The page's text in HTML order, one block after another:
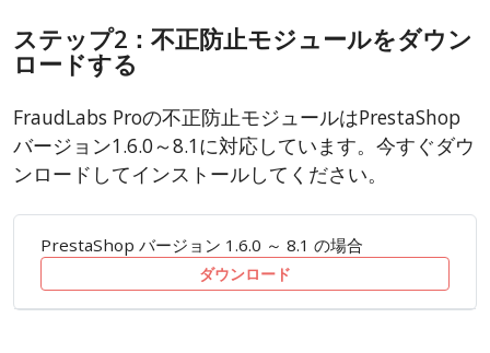
ステップ2：不正防止モジュールをダウン
ロードする
FraudLabs Proの不正防止モジュールはPrestaShop
バージョン1.6.0～8.1に対応しています。今すぐダウ
ンロードしてインストールしてください。
PrestaShop バージョン 1.6.0 ～ 8.1 の場合
ダウンロード